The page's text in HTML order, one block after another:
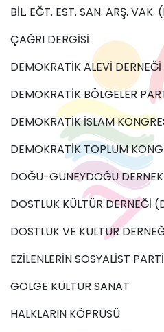
BİL. EĞT. EST. SAN. ARŞ. VAK.
ÇAĞRI DERGİSİ
DEMOKRATİK ALEVİ
DEMOKRATİK BÖLGELER
DEMOKRATİK İSLAM
DEMOKRATİK TOPLUM
DOĞU-GÜNEYDOĞU
DOSTLUK KÜLTÜR DERNEĞİ
DOSTLUK VE KÜLTÜR
EZİLENLERİN SOSYALİST
GÖLGE KÜLTÜR SANAT
HALKLARIN KÖPRÜSÜ